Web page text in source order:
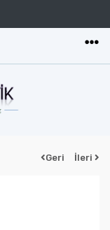
Geri İleri